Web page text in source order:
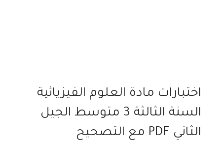
اختبارات مادة العلوم الفيزيائية
السنة الثالثة 3 متوسط الجيل
الثاني PDF مع التصحيح